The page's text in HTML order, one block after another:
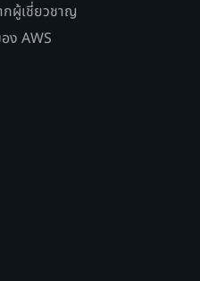
กผู้เชี่ยวชาญ
ง AWS